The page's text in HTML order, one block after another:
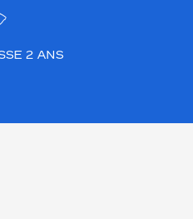
2 ANS